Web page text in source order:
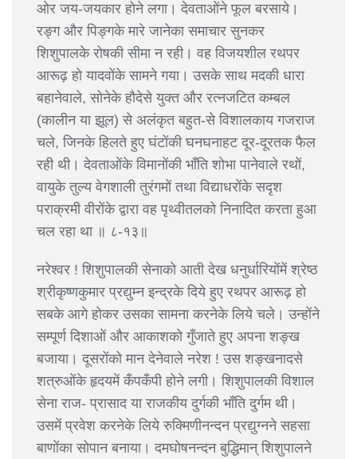
ओर जय-जयकार होने लगा। देवताओंने फूल बरसाये।
रङ्ग और पिङ्गके मारे जानेका समाचार सुनकर
शिशुपालके रोषकी सीमा न रही। वह विजयशील रथपर
आरूढ़ हो यादवोंके सामने गया। उसके साथ मदकी धारा
बहानेवाले, सोनेके हौदेसे युक्त और रत्नजटित कम्बल
(कालीन या झूल) से अलंकृत बहुत-से विशालकाय गजराज
चले, जिनके हिलते हुए घंटोंकी घनघनाहट दूर-दूरतक फैल
रही थी। देवताओंके विमानोंकी भाँति शोभा पानेवाले रथों,
वायुके तुल्य वेगशाली तुरंगमों तथा विद्याधरोंके सदृश
पराक्रमी वीरोंके द्वारा वह पृथ्वीतलको निनादित करता हुआ
चल रहा था ॥ ८-१३॥
नरेश्वर ! शिशुपालकी सेनाको आती देख धनुर्धारियोंमें श्रेष्ठ
श्रीकृष्णकुमार प्रद्युम्न इन्द्रके दिये हुए रथपर आरूढ़ हो
सबके आगे होकर उसका सामना करनेके लिये चले। उन्होंने
सम्पूर्ण दिशाओं और आकाशको गुँजाते हुए अपना शङ्ख
बजाया। दूसरोंको मान देनेवाले नरेश ! उस शङ्खनादसे
शत्रुओंके हृदयमें कँपकँपी होने लगी। शिशुपालकी विशाल
सेना राज- प्रासाद या राजकीय दुर्गकी भाँति दुर्गम थी।
उसमें प्रवेश करनेके लिये रुक्मिणीनन्दन प्रद्युग्नने सहसा
बाणोंका सोपान बनाया। दमघोषनन्दन बुद्धिमान् शिशुपालने